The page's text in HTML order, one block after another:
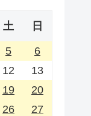
土 日
5
6
12
13
19
20
26
27